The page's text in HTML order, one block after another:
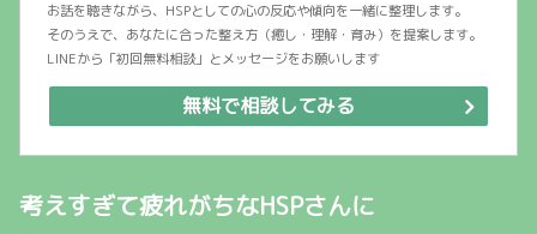
お話を聴きながら、HSPとしての心の反応や傾向を一緒に整理します。
そのうえで、あなたに合った整え方（癒し・理解・育み）を提案します。
LINEから「初回無料相談」とメッセージをお願いします
無料で相談してみる
考えすぎて疲れがちなHSPさんに